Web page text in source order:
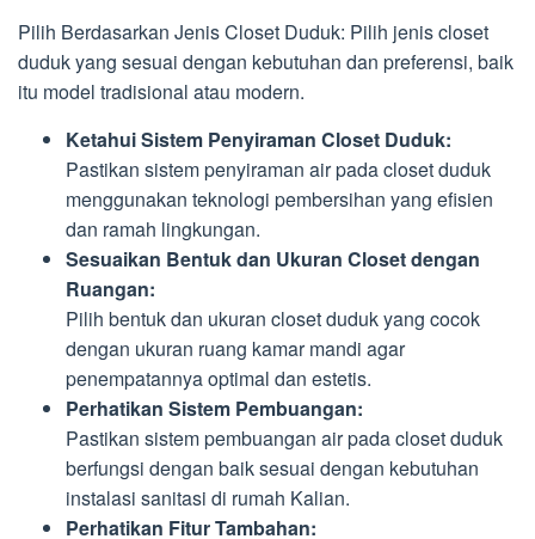
Pilih Berdasarkan Jenis Closet Duduk: Pilih jenis closet
duduk yang sesuai dengan kebutuhan dan preferensi, baik
itu model tradisional atau modern.
Ketahui Sistem Penyiraman Closet Duduk:
Pastikan sistem penyiraman air pada closet duduk
menggunakan teknologi pembersihan yang efisien
dan ramah lingkungan.
Sesuaikan Bentuk dan Ukuran Closet dengan
Ruangan:
Pilih bentuk dan ukuran closet duduk yang cocok
dengan ukuran ruang kamar mandi agar
penempatannya optimal dan estetis.
Perhatikan Sistem Pembuangan:
Pastikan sistem pembuangan air pada closet duduk
berfungsi dengan baik sesuai dengan kebutuhan
instalasi sanitasi di rumah Kalian.
Perhatikan Fitur Tambahan: